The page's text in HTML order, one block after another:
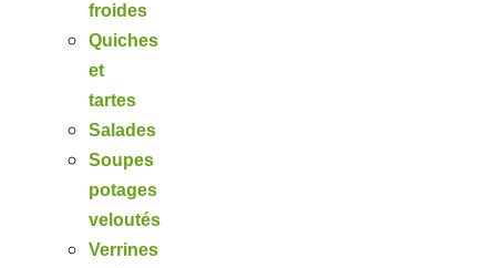
froides
Quiches
et
tartes
Salades
Soupes
potages
veloutés
Verrines